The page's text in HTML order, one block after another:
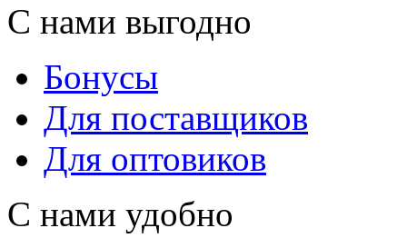
С нами выгодно
Бонусы
Для поставщиков
Для оптовиков
С нами удобно